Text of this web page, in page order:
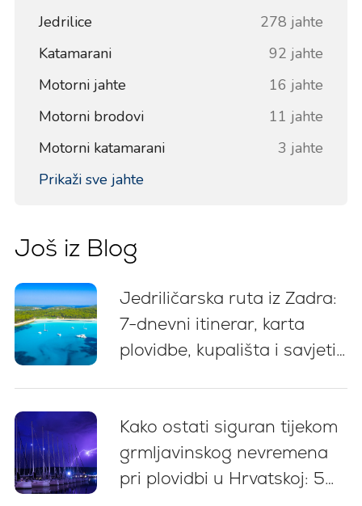
Jedrilice
278 jahte
Katamarani
92 jahte
Motorni jahte
16 jahte
Motorni brodovi
11 jahte
Motorni katamarani
3 jahte
Prikaži sve jahte
Još iz Blog
Jedriličarska ruta iz Zadra:
7-dnevni itinerar, karta
plovidbe, kupališta i savjeti
Kako ostati siguran tijekom
grmljavinskog nevremena
pri plovidbi u Hrvatskoj: 5